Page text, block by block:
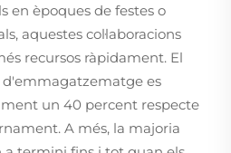
en èpoques de festes o
aquestes col·laboracions
recursos ràpidament. El
d'emmagatzematge es
un 40 percent respecte
A més, la majoria